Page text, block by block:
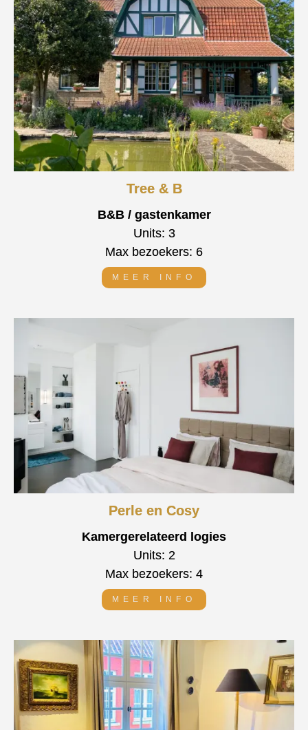
Tree & B
B&B / gastenkamer
Units: 3
Max bezoekers: 6
MEER INFO
Perle en Cosy
Kamergerelateerd logies
Units: 2
Max bezoekers: 4
MEER INFO